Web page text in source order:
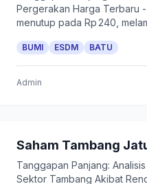
Pergerakan Harga Terbaru
menutup pada Rp 240,
BUMI ESDM BATU
Admin
Saham Tambang
Tanggapan Panjang:
Sektor Tambang Akibat